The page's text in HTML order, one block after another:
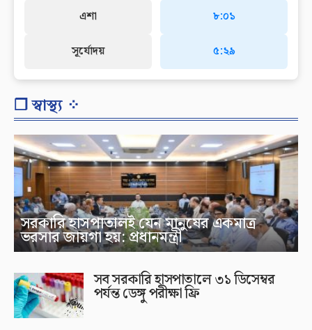
এশা
সূর্যোদয়
৮:০১
৫:২৯
❐ স্বাস্থ্য ⁘
সরকারি হাসপাতালই যেন মানুষের একমাত্র
ভরসার জায়গা হয়: প্রধানমন্ত্রী
সব সরকারি হাসপাতালে ৩১ ডিসেম্বর
পর্যন্ত ডেঙ্গু পরীক্ষা ফ্রি